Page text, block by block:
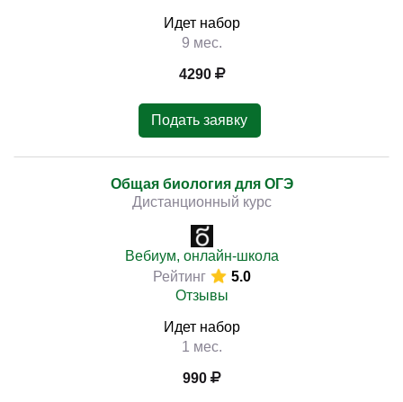
Идет набор
9 мес.
4290
Подать заявку
Общая биология для ОГЭ
Дистанционный курс
Вебиум, онлайн-школа
Рейтинг
5.0
Отзывы
Идет набор
1 мес.
990